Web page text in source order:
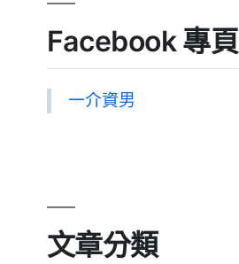
Facebook 專頁
一介資男
文章分類